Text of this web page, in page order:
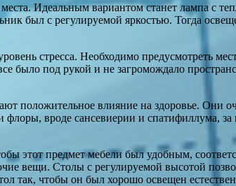
Идеальным вариантом станет лампа с
был с регулируемой яркостью. Тогда
стресса. Необходимо предусмотреть
было под рукой и не загромождало
положительное влияние на здоровье.
вроде сансевиерии и спатифиллума, за
этот предмет мебели был удобным,
вещи. Столы с регулируемой высотой
так, чтобы он был хорошо освещен